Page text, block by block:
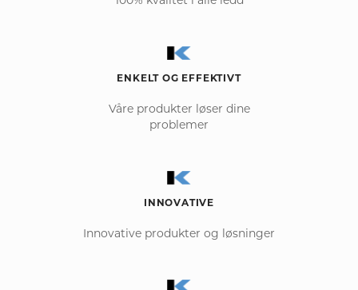
ENKELT OG EFFEKTIVT
Våre produkter løser dine
problemer
INNOVATIVE
Innovative produkter og løsninger